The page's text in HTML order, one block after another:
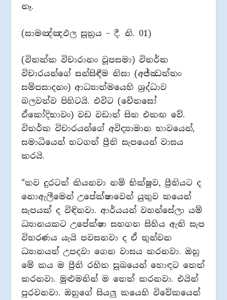
නෑ.
(සාමඤ්ඤඵල සූත්‍රය – දී. නි. 01)
(විතක්ක විචාරානං වූපසමා) විතර්ක
විචාරයන්ගේ සන්සිඳීම නිසා (අජ්ඣත්තං
සම්පසාදනං) ආධ්‍යාත්මයෙහි ශ්‍රද්ධාව
බලවත්ව පිහිටයි. එවිට (චේතසෝ
ඒකෝදිභාවං) වඩ වඩාත් සිත එකඟ වේ.
විතර්ක විචාරයන්ගේ අවිද්‍යාමාන භාවයෙන්,
සමාධියෙන් හටගත් ප්‍රීති සැපයෙන් වාසය
කරයි.
“තව දුරටත් කියනවා නම් භික්ෂුව, ප්‍රීතියට ද
නොඇලීමෙන් උපේක්ෂාවෙන් යුතුව කයෙන්
සැපයක් ද විඳිනවා. ආර්යයන් වහන්සේලා යම්
ධ්‍යානයකට උපේක්ෂා සහගත සිහිය ඇති සැප
විහරණය යැයි පවසනවා ද ඒ තුන්වන
ධ්‍යානයත් උපදවා ගෙන වාසය කරනවා. ඔහු
මේ කය ම ප්‍රීති රහිත සුඛයෙන් හොඳට තෙත්
කරනවා. මුළුමනින් ම තෙත් කරනවා. එයින්
පුරවනවා. ඔහුගේ සියලු කයෙහි විවේකයෙන්